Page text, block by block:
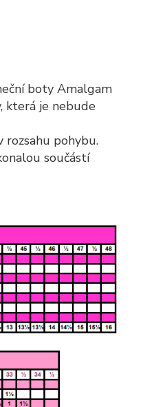
boty Amalgam
která je nebude
pohybu.
součástí